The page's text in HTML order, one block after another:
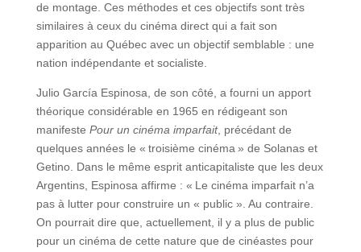
de montage. Ces méthodes et ces objectifs sont très
similaires à ceux du cinéma direct qui a fait son
apparition au Québec avec un objectif semblable : une
nation indépendante et socialiste.
Julio García Espinosa, de son côté, a fourni un apport
théorique considérable en 1965 en rédigeant son
manifeste Pour un cinéma imparfait, précédant de
quelques années le « troisième cinéma » de Solanas et
Getino. Dans le même esprit anticapitaliste que les deux
Argentins, Espinosa affirme : « Le cinéma imparfait n’a
pas à lutter pour construire un « public ». Au contraire.
On pourrait dire que, actuellement, il y a plus de public
pour un cinéma de cette nature que de cinéastes pour